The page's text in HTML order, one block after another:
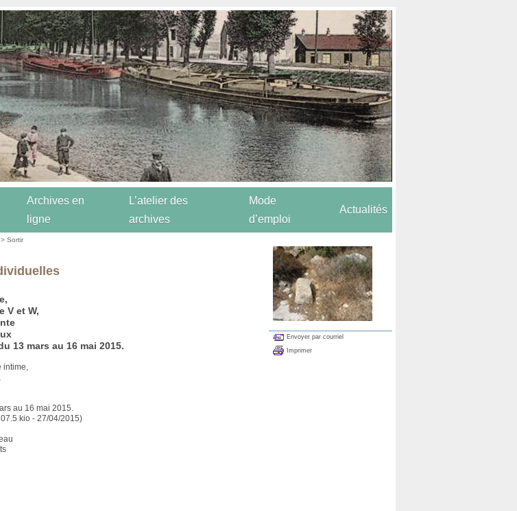
Archives en
ligne
L’atelier des
archives
Mode
d’emploi
Actualités
>Sortir
V et W,
13 mars au 16 mai 2015.
intime,
au 16 mai 2015.
kio - 27/04/2015)
Envoyer par courriel
Imprimer